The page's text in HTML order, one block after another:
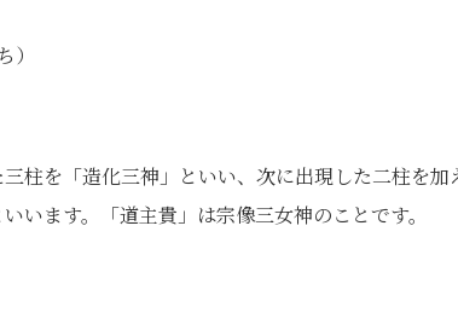
柱を「造化三神」といい、次に出現した二柱を
います。「道主貴」は宗像三女神のことです。